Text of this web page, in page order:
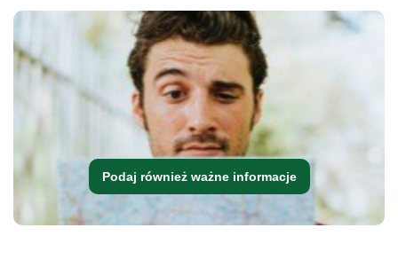
Podaj również ważne informacje